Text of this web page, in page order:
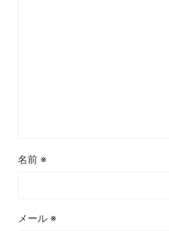
名前 ※
メール ※